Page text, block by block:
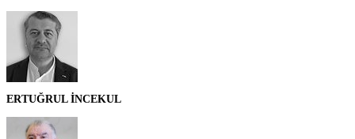
ERTUĞRUL İNCEKUL